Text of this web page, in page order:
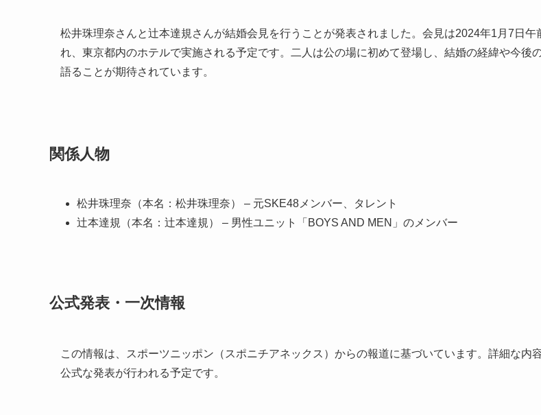
松井珠理奈さんと辻本達規さんが結婚会見を行うことが発表されました。会見は2024年1月7日午
れ、東京都内のホテルで実施される予定です。二人は公の場に初めて登場し、結婚の経緯や今後
語ることが期待されています。
関係人物
松井珠理奈（本名：松井珠理奈） – 元SKE48メンバー、タレント
辻本達規（本名：辻本達規） – 男性ユニット「BOYS AND MEN」のメンバー
公式発表・一次情報
この情報は、スポーツニッポン（スポニチアネックス）からの報道に基づいています。詳細な内
公式な発表が行われる予定です。